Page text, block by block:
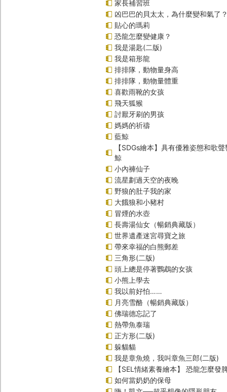
家長補習班
凶巴巴的貝太太，為什麼變和氣了
貼心的瑪莉
恐龍怎麼變健康？
我是湯匙(二版)
我是箱形龍
排排隊，動物量身高
排排隊，動物量體重
喜歡雨靴的女孩
飛天狐猴
討厭牙刷的男孩
媽媽的祈禱
藍鯨
【SDGs繪本】具有優雅姿態和歌
鯨
小內褲仙子
流星劃過天空的夜晚
野狼的肚子我的家
大餓狼和小豬村
冒煙的水壺
長壽湯仙女（暢銷典藏版）
世界遺產迷宮尋寶之旅
帶來幸福的白熊郵差
三角形(二版)
頭上總是停著鸚鵡的女孩
小熊上學去
我以前好怕……
月亮雪酪（暢銷典藏版）
佛瑞德忘記了
熱帶魚泰瑞
正方形(二版)
躲貓貓
我是章魚燒，我叫章魚三郎(二版)
【SEL情緒素養繪本】 恐龍怎麼發
如何當奶奶的保母